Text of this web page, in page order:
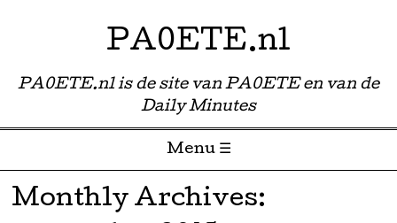
PA0ETE.nl
PA0ETE.nl is de site van PA0ETE en van de
Daily Minutes
Menu ☰
Skip to content
Monthly Archives: